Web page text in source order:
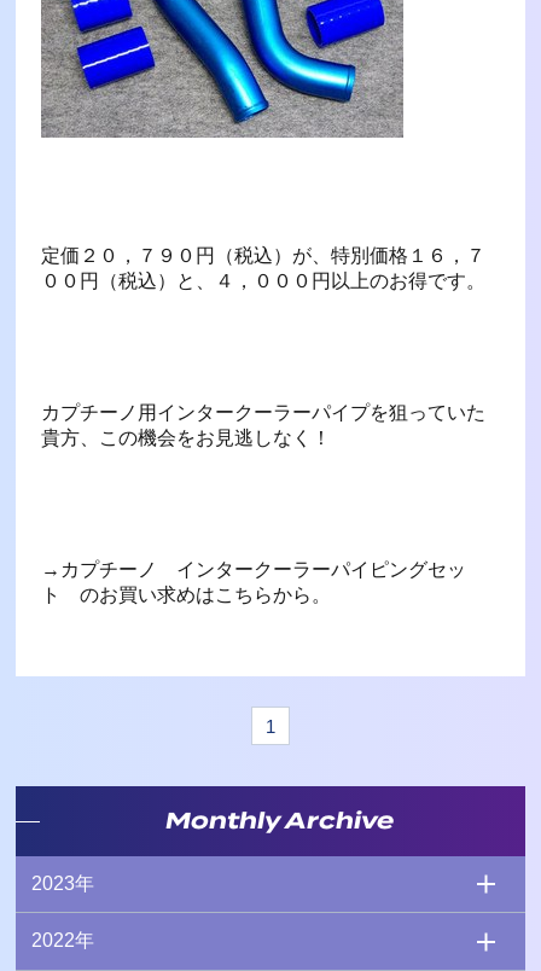
定価２０，７９０円（税込）が、特別価格１６，７
００円（税込）と、４，０００円以上のお得です。
カプチーノ用インタークーラーパイプを狙っていた
貴方、この機会をお見逃しなく！
→カプチーノ インタークーラーパイピングセッ
ト のお買い求めはこちらから。
1
Monthly Archive
2023年
2022年